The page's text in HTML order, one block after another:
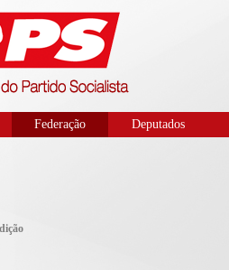
Federação Deputados